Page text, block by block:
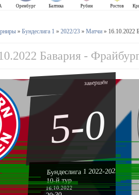
Оренбург Балтика Рубин Ростов
» Бундеслига 1 » 2022/23» Матчи» 16.10.2022
Бавария -
завершён
5-0
Бундеслига 1 2022-2023
10-й тур
16.10.2022